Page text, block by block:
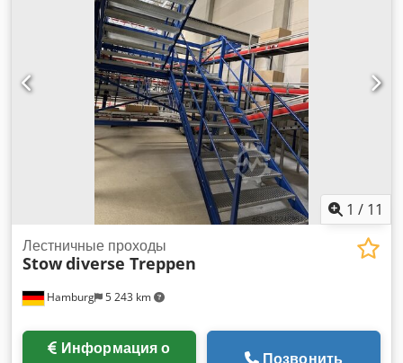
находится на уровне площадки) От площадки до верхнего
этажа: 12 ступеней (при этом 12-я ступень находится на
уровне верхнего этажа) Расстояние между ступенями,
предположительно: около 18,5 см (требуется уточнение)
Ширина: требуется уточнение С промежуточной площадкой
Ступени: решетчатые, оцинкованные Тетивы и перила:
окрашены Состояние: хорошее Доступность: примерно с 4-
го квартала 2026 года Местонахождение: Гамбург
1 / 11
Hamburg 5 243 km
Лестничные проходы
Stowdiverse Treppen
Позвонить